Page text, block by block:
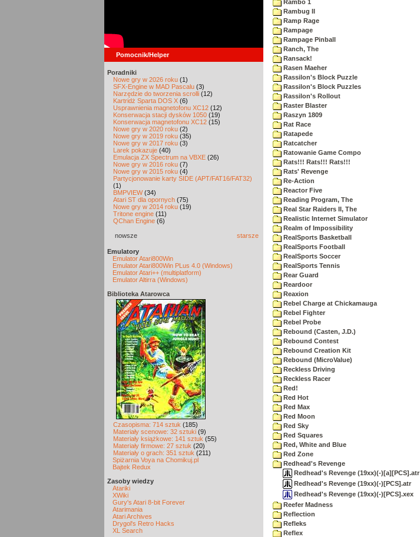
Pomocnik/Helper
Poradniki
Nowe gry w 2026 roku (1)
SFX-Engine w MAD Pascalu (3)
Narzędzie do tworzenia scrolli (12)
Kartridż Sparta DOS X (6)
Usprawnienia magnetofonu XC12 (12)
Konserwacja stacji dysków 1050 (19)
Konserwacja magnetofonu XC12 (15)
Nowe gry w 2020 roku (2)
Nowe gry w 2019 roku (35)
Nowe gry w 2017 roku (3)
Larek pokazuje (40)
Emulacja ZX Spectrum na VBXE (26)
Nowe gry w 2016 roku (7)
Nowe gry w 2015 roku (4)
Partycjonowanie karty SIDE (APT/FAT16/FAT32)
(1)
BMPVIEW(34)
Atari ST dla opornych (75)
Nowe gry w 2014 roku (19)
Tritone engine (11)
QChan Engine (6)
nowsze starsze
Emulatory
Emulator Atari800Win
Emulator Atari800Win PLus 4.0 (Windows)
Emulator Atari++ (multiplatform)
Emulator Altirra (Windows)
Biblioteka Atarowca
Czasopisma: 714 sztuk (185)
Materiały scenowe: 32 sztuki (9)
Materiały książkowe: 141 sztuk (55)
Materiały firmowe: 27 sztuk (20)
Materiały o grach: 351 sztuk (211)
Spiżarnia Voya na Chomikuj.pl
Bajtek Redux
Zasoby wiedzy
Atariki
XWiki
Gury's Atari 8-bit Forever
Atarimania
Atari Archives
Drygol's Retro Hacks
XL Search
Rambo 1
Rambug II
Ramp Rage
Rampage
Rampage Pinball
Ranch, The
Ransack!
Rasen Maeher
Rassilon's Block Puzzle
Rassilon's Block Puzzles
Rassilon's Rollout
Raster Blaster
Raszyn 1809
Rat Race
Ratapede
Ratcatcher
Ratowanie Game Compo
Rats!!! Rats!!! Rats!!!
Rats' Revenge
Re-Action
Reactor Five
Reading Program, The
Real Star Raiders II, The
Realistic Internet Simulator
Realm of Impossibility
RealSports Basketball
RealSports Football
RealSports Soccer
RealSports Tennis
Rear Guard
Reardoor
Reaxion
Rebel Charge at Chickamauga
Rebel Fighter
Rebel Probe
Rebound (Casten, J.D.)
Rebound Contest
Rebound Creation Kit
Rebound (MicroValue)
Reckless Driving
Reckless Racer
Red!
Red Hot
Red Max
Red Moon
Red Sky
Red Squares
Red, White and Blue
Red Zone
Redhead's Revenge
Redhead's Revenge (19xx)(-)[a][PCS].atr
Redhead's Revenge (19xx)(-)[PCS].atr
Redhead's Revenge (19xx)(-)[PCS].xex
Reefer Madness
Reflection
Refleks
Reflex